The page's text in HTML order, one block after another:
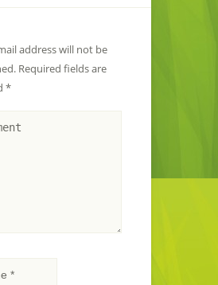
address will not be
Required fields are
*